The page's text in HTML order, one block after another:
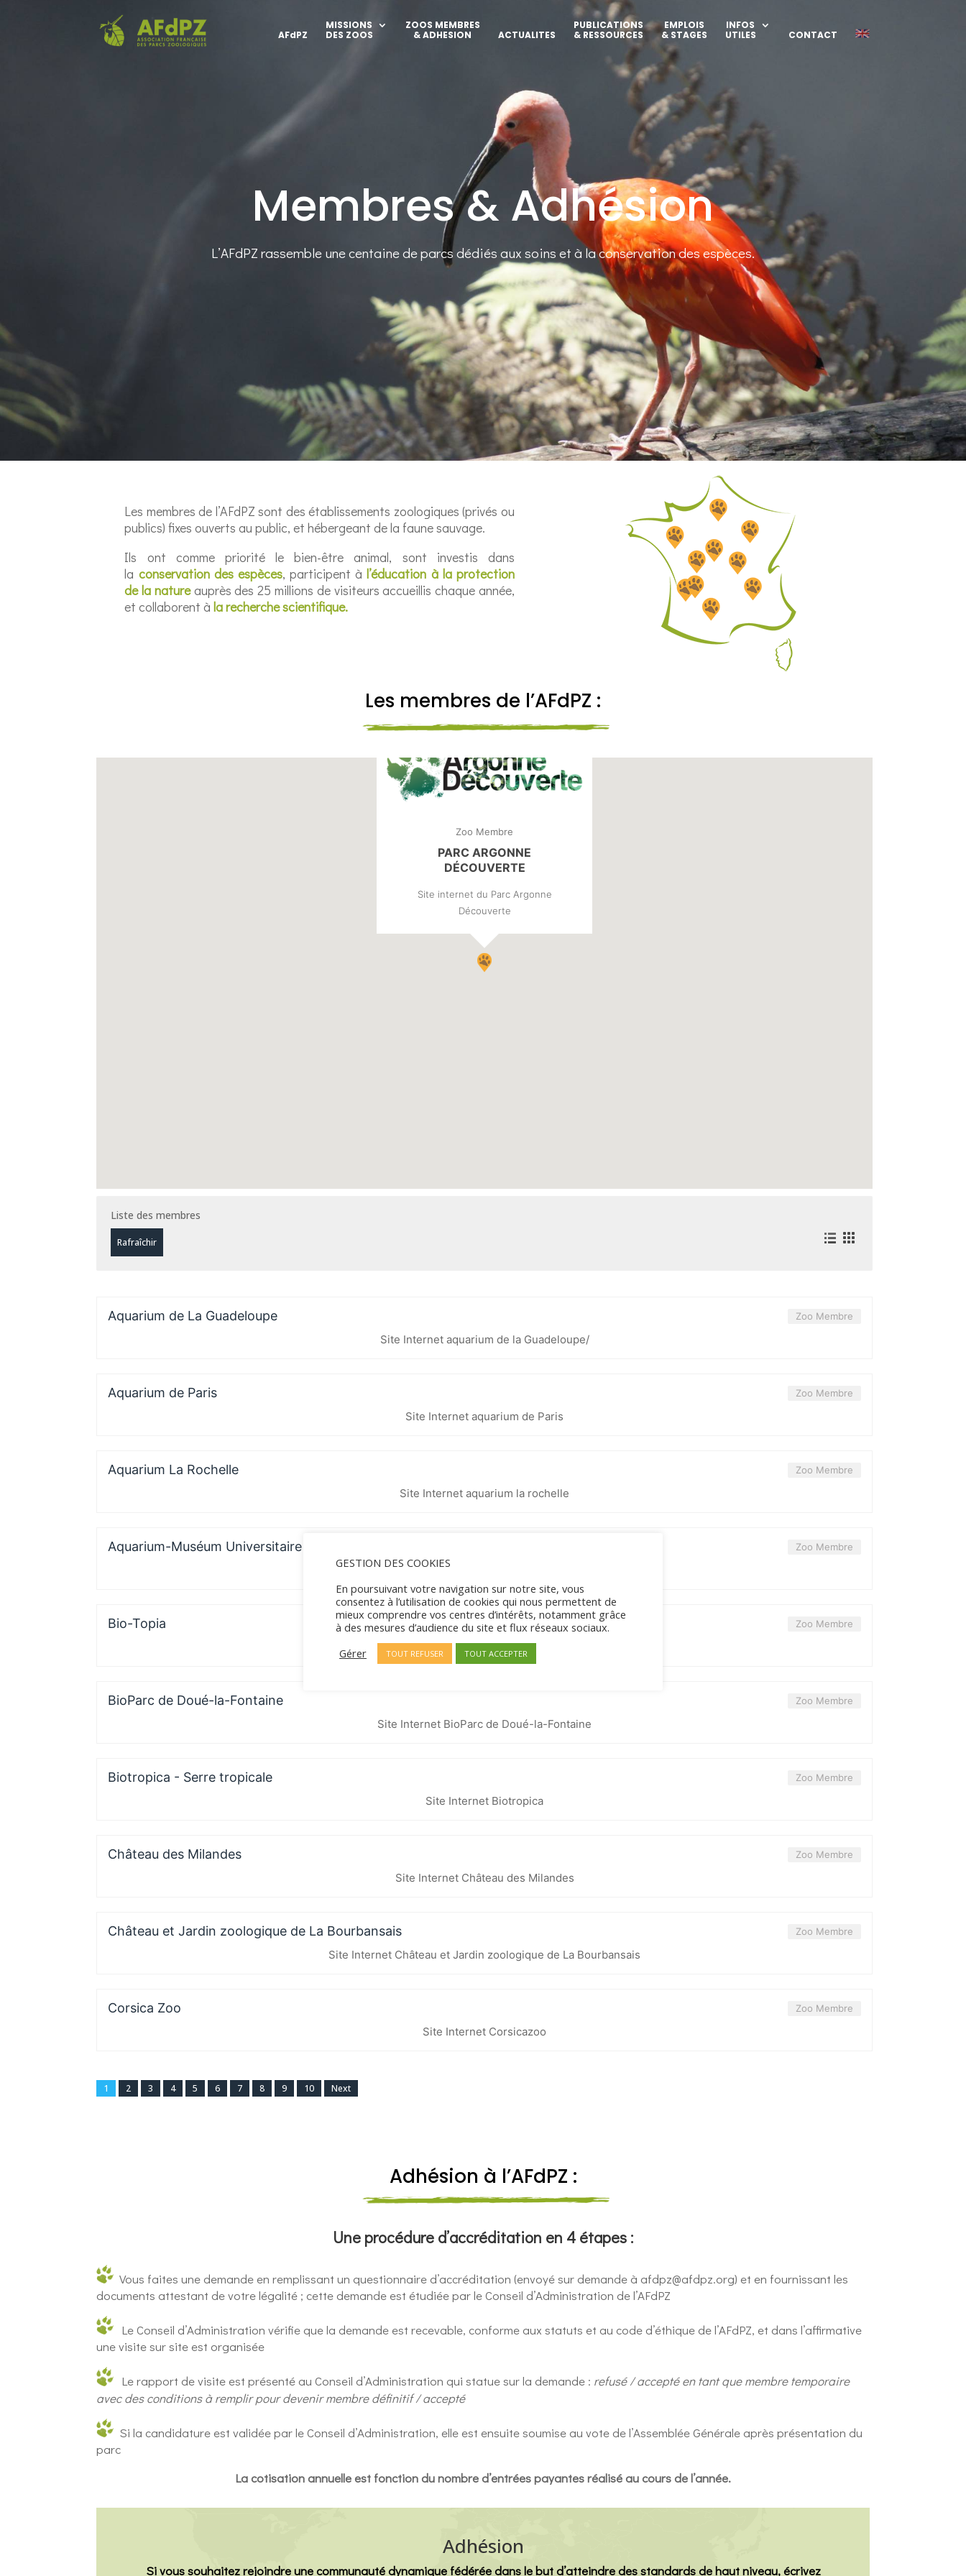
AFdPZ
MISSIONS
DES ZOOS
ZOOS MEMBRES
& ADHESION
ACTUALITES
PUBLICATIONS
& RESSOURCES
EMPLOIS
& STAGES
INFOS
UTILES
CONTACT
Membres & Adhésion
L’AFdPZ rassemble une centaine de parcs dédiés aux soins et à la conservation des espèces.
Les membres de l’AFdPZ sont des établissements zoologiques (privés ou
publics) fixes ouverts au public, et hébergeant de la faune sauvage.
Ils ont comme priorité le bien-être animal, sont investis dans
la conservation des espèces, participent àl’éducation à la protection
de la natureauprès des 25 millions de visiteurs accueillis chaque année,
et collaborent àla recherche scientifique.
Les membres de l’AFdPZ :
Zoo Membre
PARC ARGONNE
DÉCOUVERTE
Site internet du Parc Argonne
Découverte
Liste des membres
Aquarium de La Guadeloupe Zoo Membre
Site Internet aquarium de la Guadeloupe/
Aquarium de Paris Zoo Membre
Site Internet aquarium de Paris
Aquarium La Rochelle Zoo Membre
Site Internet aquarium la rochelle
Aquarium-Muséum Universitaire de Liège Zoo Membre
Site Internet Aquarium-Muséum Universitaire de Liège
Bio-Topia Zoo Membre
Site Internet Bio-topia
BioParc de Doué-la-Fontaine Zoo Membre
Site Internet BioParc de Doué-la-Fontaine
Biotropica - Serre tropicale Zoo Membre
Site Internet Biotropica
Château des Milandes Zoo Membre
Site Internet Château des Milandes
Château et Jardin zoologique de La Bourbansais Zoo Membre
Site Internet Château et Jardin zoologique de La Bourbansais
Corsica Zoo Zoo Membre
Site Internet Corsicazoo
1 2 3 4 5 6 7 8 9 10 Next
Adhésion à l’AFdPZ :
Une procédure d’accréditation en 4 étapes :
Vous faites une demande en remplissant un questionnaire d’accréditation (envoyé sur demande à afdpz@afdpz.org) et en fournissant les
documents attestant de votre légalité ; cette demande est étudiée par le Conseil d’Administration de l’AFdPZ
Le Conseil d’Administration vérifie que la demande est recevable, conforme aux statuts et au code d’éthique de l’AFdPZ, et dans l’affirmative
une visite sur site est organisée
Le rapport de visite est présenté au Conseil d’Administration qui statue sur la demande : refusé / accepté en tant que membre temporaire
avec des conditions à remplir pour devenir membre définitif / accepté
Si la candidature est validée par le Conseil d’Administration, elle est ensuite soumise au vote de l’Assemblée Générale après présentation du
parc
La cotisation annuelle est fonction du nombre d’entrées payantes réalisé au cours de l’année.
Adhésion
Si vous souhaitez rejoindre une communauté dynamique fédérée dans le but d’atteindre des standards de haut niveau, écrivez
GESTION DES COOKIES
En poursuivant votre navigation sur notre site, vous
consentez à l’utilisation de cookies qui nous permettent de
mieux comprendre vos centres d’intérêts, notamment grâce
à des mesures d’audience du site et flux réseaux sociaux.
Gérer
TOUT REFUSER TOUT ACCEPTER